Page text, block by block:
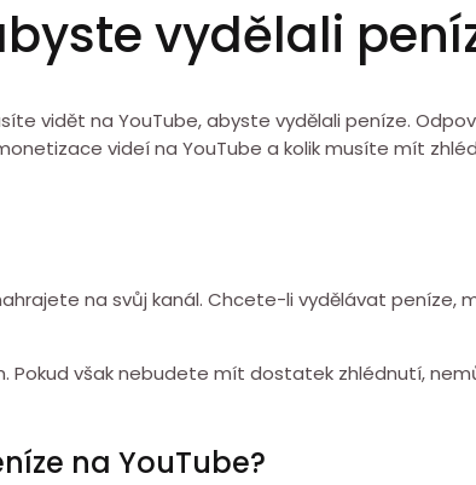
vydělali
vidět na YouTube, abyste vydělali peníze.
videí na YouTube a kolik musíte mít
na svůj kanál. Chcete-li vydělávat peníze,
Pokud však nebudete mít dostatek zhlédnutí,
na YouTube?